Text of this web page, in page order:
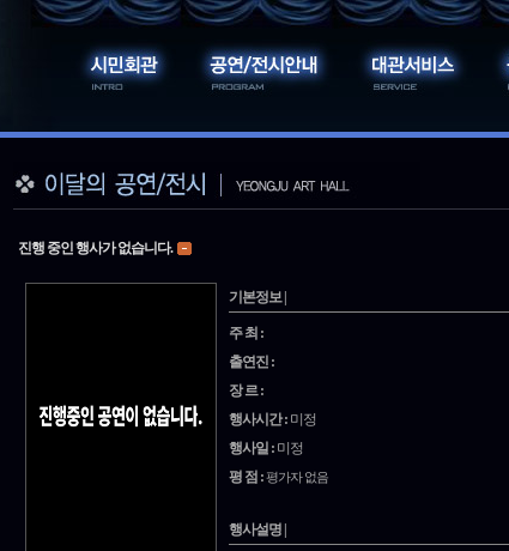
진행 중인 행사가 없습니다.
기본정보 |
주 최 :
출연진 :
장 르 :
행사시간 : 미정
행사일 : 미정
평 점 :평가자 없음
행사설명 |